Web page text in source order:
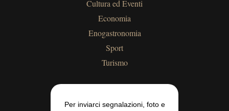
Cultura ed Eventi
Economia
Enogastronomia
Sport
Turismo
Per inviarci segnalazioni, foto e